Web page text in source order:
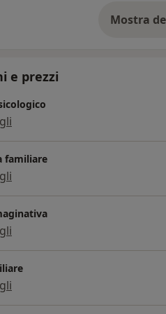
conflitti di coppia e genitore/
è telefonico e gratuito.
inglese e LIS. Se hai
mio studio!
Mostra
e prezzi
familiare